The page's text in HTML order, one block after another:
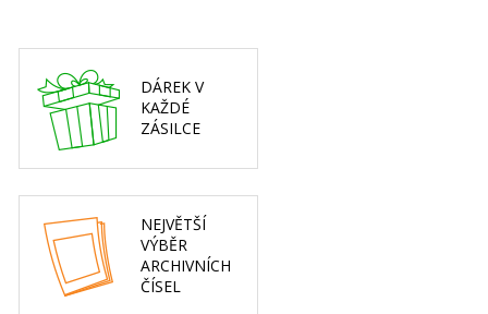
DÁREK V
KAŽDÉ
ZÁSILCE
NEJVĚTŠÍ
VÝBĚR
ARCHIVNÍCH
ČÍSEL